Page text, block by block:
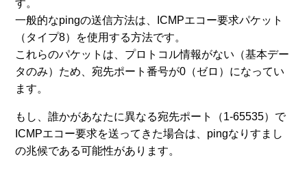
す。
一般的なpingの送信方法は、ICMPエコー要求パケット
（タイプ8）を使用する方法です。
これらのパケットは、プロトコル情報がない（基本デー
タのみ）ため、宛先ポート番号が0（ゼロ）になってい
ます。
もし、誰かがあなたに異なる宛先ポート（1-65535）で
ICMPエコー要求を送ってきた場合は、pingなりすまし
の兆候である可能性があります。